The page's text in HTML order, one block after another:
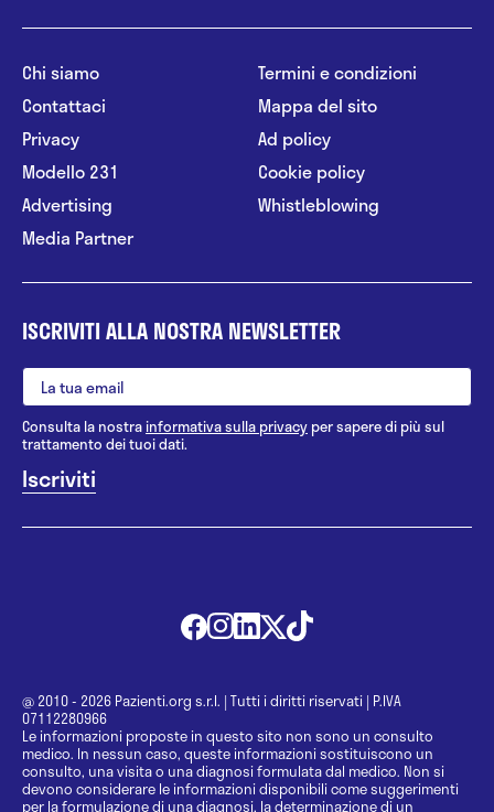
Chi siamo
Contattaci
Privacy
Modello 231
Advertising
Media Partner
Termini e condizioni
Mappa del sito
Ad policy
Cookie policy
Whistleblowing
ISCRIVITI ALLA NOSTRA NEWSLETTER
Consulta la nostrainformativa sulla privacy per sapere di più sul
trattamento dei tuoi dati.
@ 2010 - 2026 Pazienti.org s.r.l. | Tutti i diritti riservati | P.IVA
07112280966
Le informazioni proposte in questo sito non sono un consulto
medico. In nessun caso, queste informazioni sostituiscono un
consulto, una visita o una diagnosi formulata dal medico. Non si
devono considerare le informazioni disponibili come suggerimenti
per la formulazione di una diagnosi, la determinazione di un